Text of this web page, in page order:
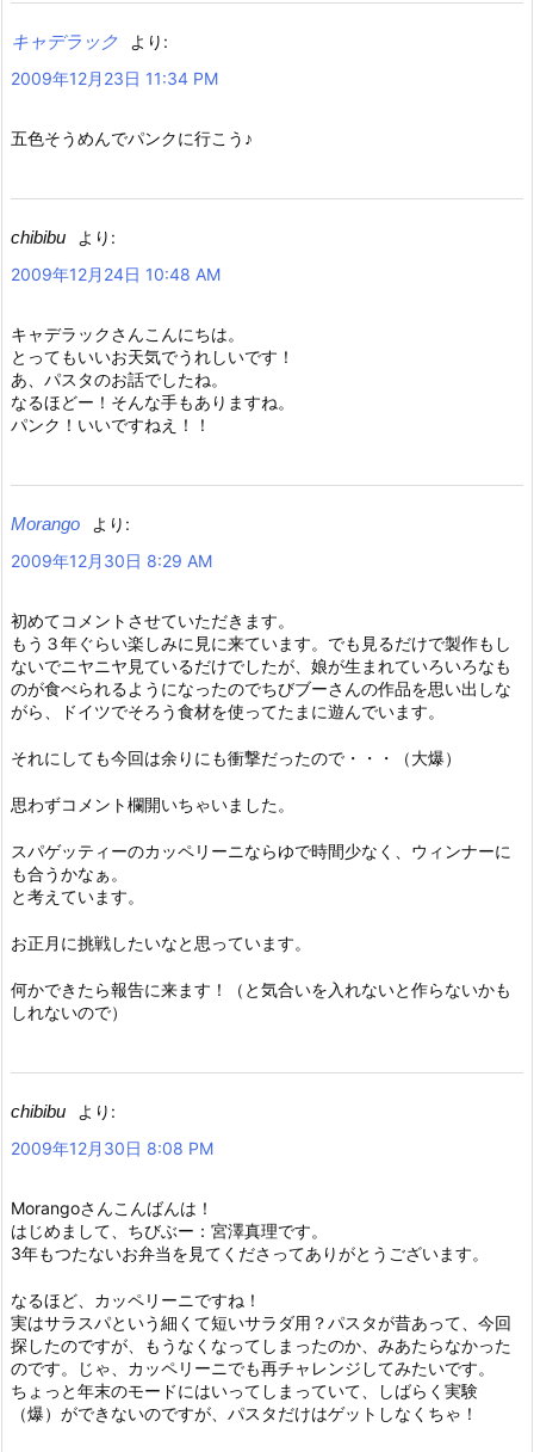
キャデラック
より:
2009年12月23日 11:34 PM
五色そうめんでパンクに行こう♪
chibibu
より:
2009年12月24日 10:48 AM
キャデラックさんこんにちは。
とってもいいお天気でうれしいです！
あ、パスタのお話でしたね。
なるほどー！そんな手もありますね。
パンク！いいですねえ！！
Morango
より:
2009年12月30日 8:29 AM
初めてコメントさせていただきます。
もう３年ぐらい楽しみに見に来ています。でも見るだけで製作もし
ないでニヤニヤ見ているだけでしたが、娘が生まれていろいろなも
のが食べられるようになったのでちびブーさんの作品を思い出しな
がら、ドイツでそろう食材を使ってたまに遊んでいます。
それにしても今回は余りにも衝撃だったので・・・（大爆）
思わずコメント欄開いちゃいました。
スパゲッティーのカッペリーニならゆで時間少なく、ウィンナーに
も合うかなぁ。
と考えています。
お正月に挑戦したいなと思っています。
何かできたら報告に来ます！（と気合いを入れないと作らないかも
しれないので）
chibibu
より:
2009年12月30日 8:08 PM
Morangoさんこんばんは！
はじめまして、ちびぶー：宮澤真理です。
3年もつたないお弁当を見てくださってありがとうございます。
なるほど、カッペリーニですね！
実はサラスパという細くて短いサラダ用？パスタが昔あって、今回
探したのですが、もうなくなってしまったのか、みあたらなかった
のです。じゃ、カッペリーニでも再チャレンジしてみたいです。
ちょっと年末のモードにはいってしまっていて、しばらく実験
（爆）ができないのですが、パスタだけはゲットしなくちゃ！